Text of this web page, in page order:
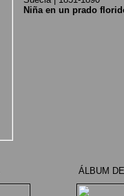
Niña en un prado
ÁLBUM